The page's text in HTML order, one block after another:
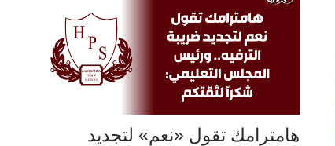
هامترامك تقول «نعم» لتجديد